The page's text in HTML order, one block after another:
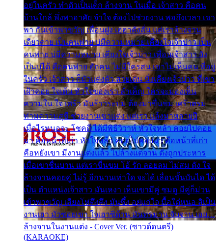
อยู่ในครัว ทำตัวเป็นเด็ก ล้างจาน ในเมื่อ เจ้าสาว คือคน
บ้านใกล้ พึ่งพาอาศัย จำใจ ต้องไปช่วยงาน พอถึงเวลา เขา
พา กันเข้าพาขวัญ เพื่อนฝูง เฮฮาดังลั่น แต่เราล้างจาน
เดียวดาย เป็นคนพ่าย บ่มีความหมาย เคียงใจเจ้าบ่าว เป็น
คนพ่าย บ่มีความหมาย เคียงใจเจ้าบ่าว เพื่อนเจ้าสาว ยัง
เป็นบ่ได้ คือคนพ่าย ฮักคน ไม่มีใครสน เขาไม่เห็นคน ที่อยู่
ในครัว เจ้าสาว ก็มัวแต่งตัว สวยเด่น นั่งเคียงเจ้าบ่าว ที่เขา
เฝ้าคอย ใจเต้น หัวใจของเรา ลำเค็ญ ใครจะมองเห็น
ความใน ใจ เศร้า มันร้าวระบม ต้องมาขื่นขม เศร้าตรม
ท่ามความสุขี ช่วยงานเขาแต่ง แต่เรา แล้งมาหลายปี
เมื่อไรหนอจะ โชคดี ได้มีพิธีวิวาห์ หัวใจหล้า คอยไปคอย
มา คือหน้าที่เก่า หัวใจหล้า คอยไปคอยมา คือหน้าที่เก่า
คือหยังเขา มีงานแต่งแล้ว ไปล้างแต่จาน ดั่งถูกประหาร
เมื่อเขาชื่นบาน แต่เราขื่นขม โอ้ รัก ลอยลม ไม่สม ดัง ใจ
ล้างจานคอยคู่ ไม่รู้ อีกนานเท่าใด จะได้ เลื่อนขั้นบันได ได้
เป็น ตำแหน่งเจ้าสาว มันเหงา เห็นเขามีคู่ ซมดู มีคู่ก็ม่วน
เข้าพาขวัญ เสียงโห่ตึงตึง มันซึ้ง อยู่แก่ใจ มื้อใด๋หนอ สิเป็น
งานเฮา มัวซอยเขา ใจเฮาซิด้าน มันทรมาน จับจาน เอย…
ล้างจานในงานแต่ง - Cover Ver. (ซาวด์ดนตรี)
(KARAOKE)